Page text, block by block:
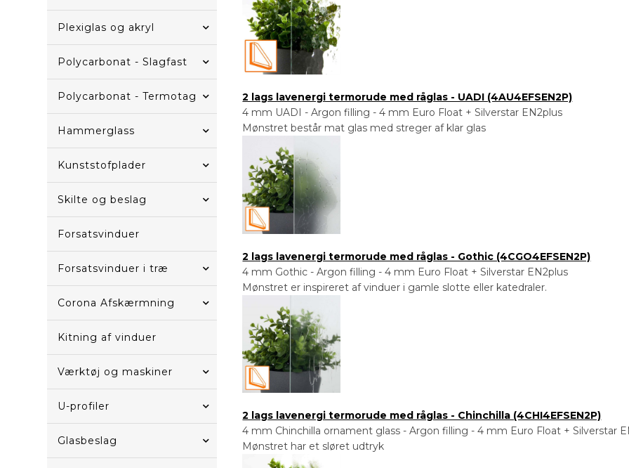
Plexiglas og akryl
Polycarbonat - Slagfast
Polycarbonat - Termotag
Hammerglass
Kunststofplader
Skilte og beslag
Forsatsvinduer
Forsatsvinduer i træ
Corona Afskærmning
Kitning af vinduer
Værktøj og maskiner
U-profiler
Glasbeslag
2 lags lavenergi termorude med råglas - UADI (4AU4EFSEN2P)
4 mm UADI - Argon filling - 4 mm Euro Float + Silverstar EN2plus
Mønstret består mat glas med streger af klar glas
2 lags lavenergi termorude med råglas - Gothic (4CGO4EFSEN2P)
4 mm Gothic - Argon filling - 4 mm Euro Float + Silverstar EN2plus
Mønstret er inspireret af vinduer i gamle slotte eller katedraler.
2 lags lavenergi termorude med råglas - Chinchilla (4CHI4EFSEN2P)
4 mm Chinchilla ornament glass - Argon filling - 4 mm Euro Float + Silverstar
Mønstret har et sløret udtryk